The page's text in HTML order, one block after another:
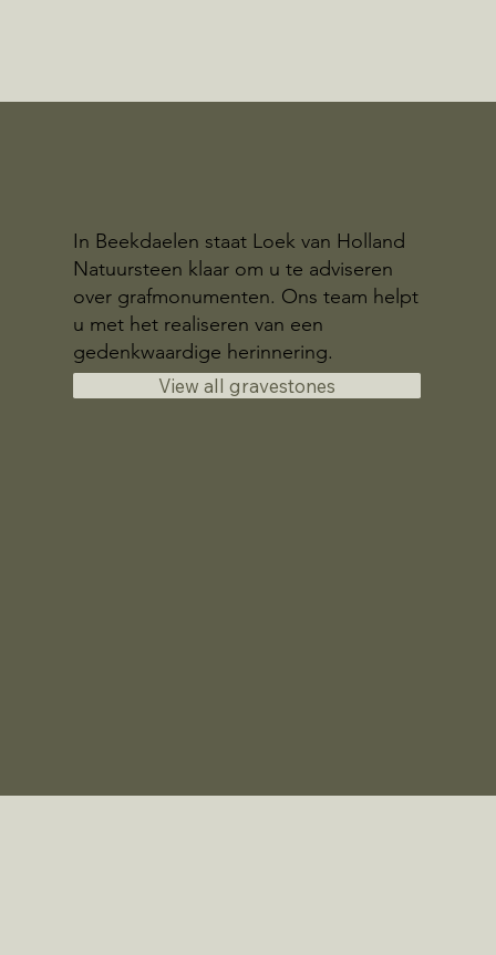
In Beekdaelen staat Loek van Holland
Natuursteen klaar om u te adviseren
over grafmonumenten. Ons team helpt
u met het realiseren van een
gedenkwaardige herinnering.
View all gravestones